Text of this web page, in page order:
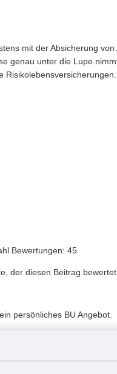
mit der Absicherung
genau unter die Lupe
Risikolebensversicherungen.
Bewertungen: 45
der diesen Beitrag
persönliches BU Angebot.